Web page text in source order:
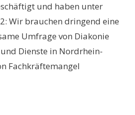
und haben unter
Wir brauchen dringend eine
Umfrage von Diakonie
Dienste in Nordrhein-
Fachkräftemangel